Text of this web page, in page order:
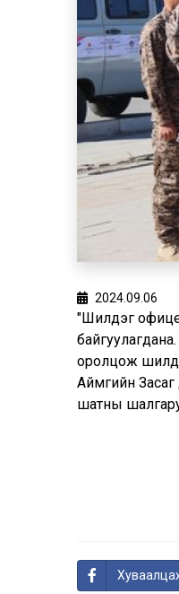
2024.09.06
"Шилдэг
оролцож
Аймгийн
шатны